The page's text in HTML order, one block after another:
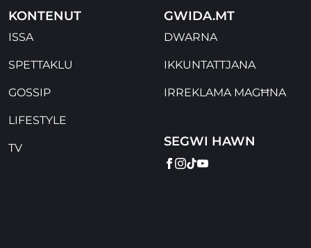
KONTENUT
ISSA
SPETTAKLU
GOSSIP
LIFESTYLE
TV
GWIDA.MT
DWARNA
IKKUNTATTJANA
IRREKLAMA MAGĦNA
SEGWI HAWN
FACEBOOK
INSTAGRAM
TIKTOK
YOUTUBE